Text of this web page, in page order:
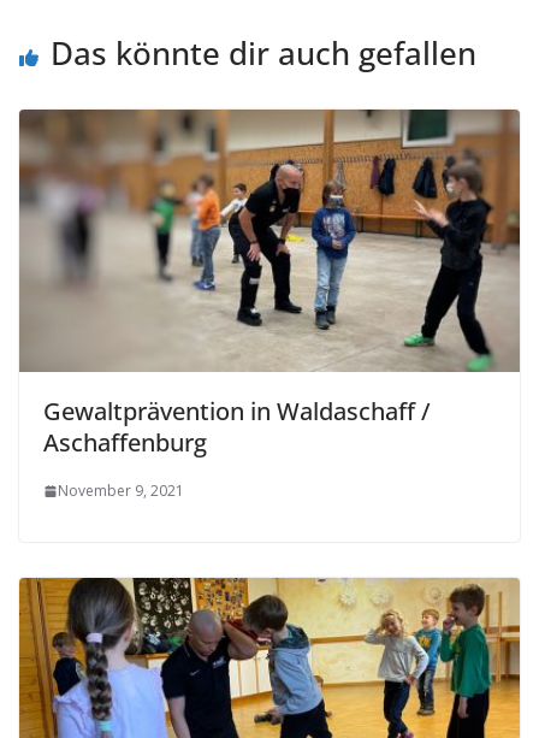
Das könnte dir auch gefallen
Gewaltprävention in Waldaschaff /
Aschaffenburg
November 9, 2021